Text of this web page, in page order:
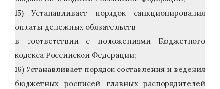
15) Устанавливает порядок санкционирования
оплаты денежных обязательств
в соответствии с положениями Бюджетного
кодекса Российской Федерации;
16) Устанавливает порядок составления и ведения
бюджетных росписей главных распорядителей